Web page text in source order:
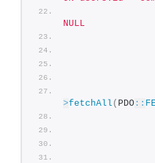
NULL
>fetchAll ( PDO ::